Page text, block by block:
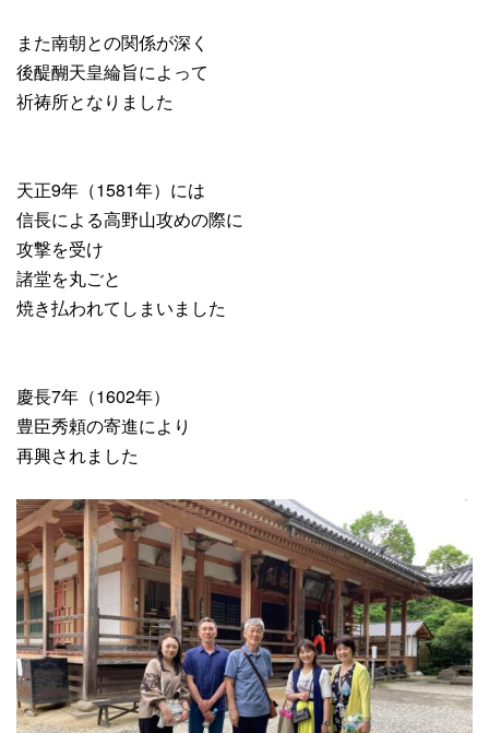
また南朝との関係が深く
後醍醐天皇綸旨によって
祈祷所となりました
天正9年（1581年）には
信長による高野山攻めの際に
攻撃を受け
諸堂を丸ごと
焼き払われてしまいました
慶長7年（1602年）
豊臣秀頼の寄進により
再興されました